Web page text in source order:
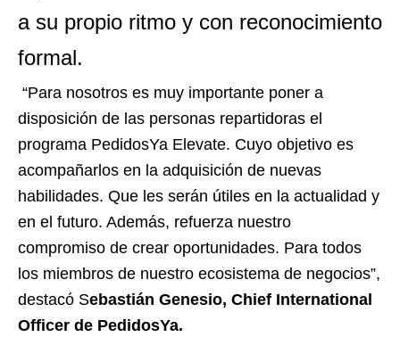
a su propio ritmo y con reconocimiento
formal.
“Para nosotros es muy importante poner a
disposición de las personas repartidoras el
programa PedidosYa Elevate. Cuyo objetivo es
acompañarlos en la adquisición de nuevas
habilidades. Que les serán útiles en la actualidad y
en el futuro. Además, refuerza nuestro
compromiso de crear oportunidades. Para todos
los miembros de nuestro ecosistema de negocios”,
destacó Sebastián Genesio, Chief International
Officer de PedidosYa.